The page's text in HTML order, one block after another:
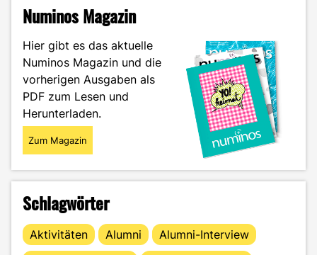
Numinos Magazin
Hier gibt es das aktuelle
Numinos Magazin und die
vorherigen Ausgaben als
PDF zum Lesen und
Herunterladen.
Zum Magazin
Schlagwörter
Aktivitäten Alumni
Alumni-Interview